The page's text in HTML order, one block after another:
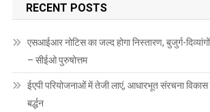
RECENT POSTS
एसआईआर नोटिस का जल्द होगा निस्तारण, बुजुर्ग-
– सीईओ पुरुषोत्तम
ईएपी परियोजनाओं में तेजी लाएं, आधारभूत संरचना
बर्द्धन